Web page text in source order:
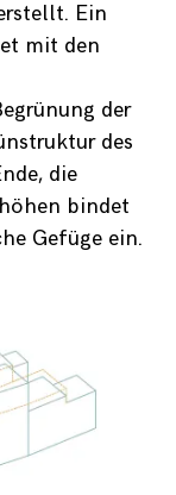
Ein
mit den
der
des
die
bindet
Gefüge ein.